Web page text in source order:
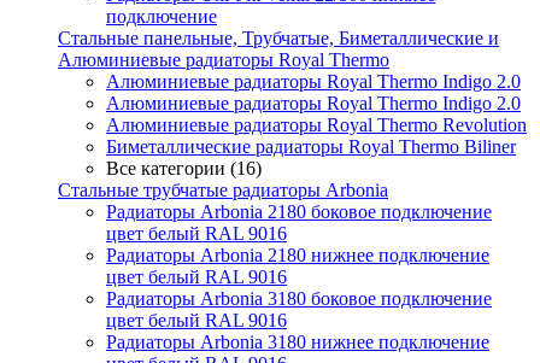
подключение
Стальные панельные, Трубчатые, Биметаллические и
Алюминиевые радиаторы Royal Thermo
Алюминиевые радиаторы Royal Thermo Indigo 2.0
Алюминиевые радиаторы Royal Thermo Indigo 2.0
Алюминиевые радиаторы Royal Thermo Revolution
Биметаллические радиаторы Royal Thermo Biliner
Все категории (16)
Стальные трубчатые радиаторы Arbonia
Радиаторы Arbonia 2180 боковое подключение
цвет белый RAL 9016
Радиаторы Arbonia 2180 нижнее подключение
цвет белый RAL 9016
Радиаторы Arbonia 3180 боковое подключение
цвет белый RAL 9016
Радиаторы Arbonia 3180 нижнее подключение